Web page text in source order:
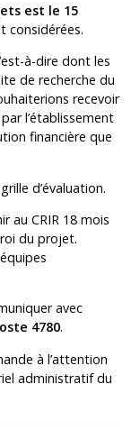
est le 15
considérées.
à-dire dont les
de recherche du
recevoir
l’établissement
financière que
d’évaluation.
au CRIR 18 mois
du projet.
avec
4780.
à l’attention
administratif du